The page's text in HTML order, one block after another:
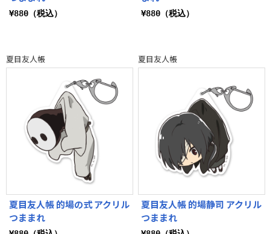
¥880（税込） ¥880（税込）
夏目友人帳
夏目友人帳 的場の式 アクリル
つままれ
夏目友人帳
夏目友人帳 的場静司 アクリル
つままれ